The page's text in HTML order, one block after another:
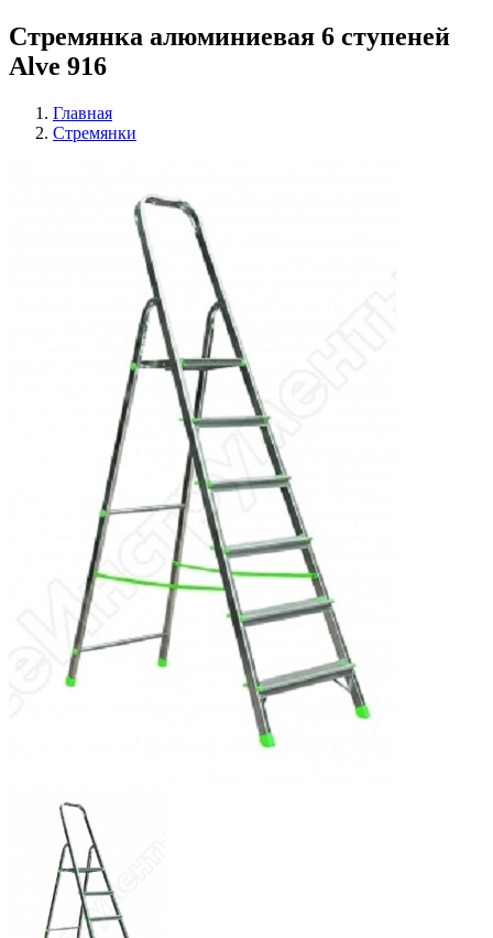
Стремянка алюминиевая 6 ступеней
Alve 916
Главная
Стремянки